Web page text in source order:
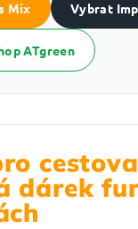
Mix Vybrat
ATgreen
dárek